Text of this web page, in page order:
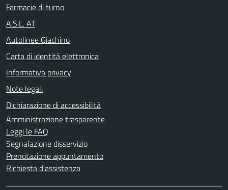
Farmacie di turno
A.S.L. AT
Autolinee Giachino
Carta di identità elettronica
Informativa privacy
Note legali
Dichiarazione di accessibilità
Amministrazione trasparente
Leggi le FAQ
Segnalazione disservizio
Prenotazione appuntamento
Richiesta d'assistenza